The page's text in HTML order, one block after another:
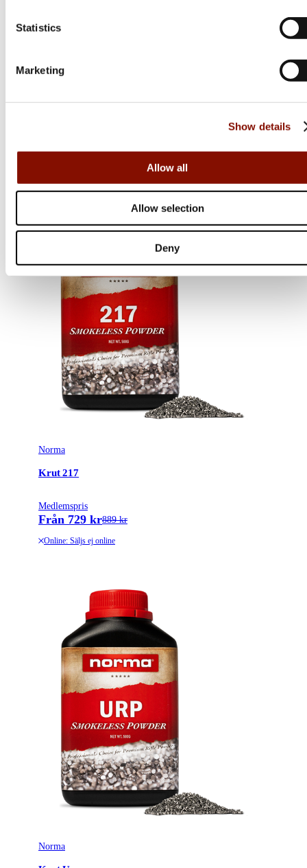
Statistics
Marketing
Show details
Allow all
Allow selection
Deny
Krut 204
Norma
Krut 217
Medlemspris
Från 729 kr889 kr
Online: Säljs ej online
Norma